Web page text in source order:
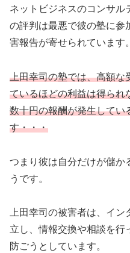
ネットビジネスのコンサル
の評判は最悪で彼の塾に参
害報告が寄せられています。
上田幸司の塾では、高額な
ているほどの利益は得られ
数十円の報酬が発生してい
す・・・
つまり彼は自分だけが儲か
うです。
上田幸司の被害者は、イ
立し、情報交換や相談を行
防ごうとしています。